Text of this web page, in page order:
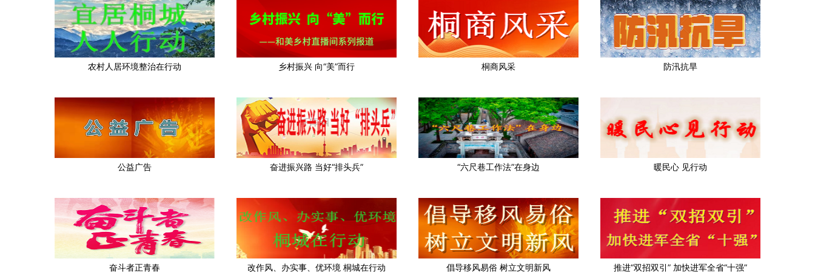
农村人居环境整治在行动 乡村振兴 向“美”而行 桐商风采 防汛抗旱
公益广告 奋进振兴路 当好“排头兵” “六尺巷工作法”在身边 暖民心 见行动
奋斗者正青春 改作风、办实事、优环境 桐城在行动 倡导移风易俗 树立文明新风 推进“双招双引” 加快进军全省“十强”